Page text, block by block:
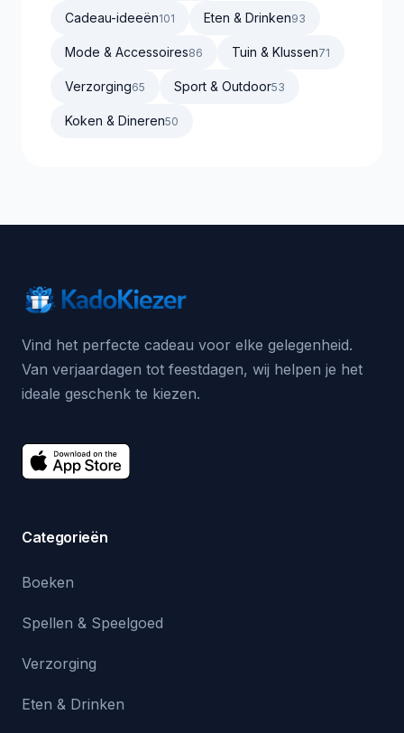
Cadeau-ideeën101 Eten & Drinken93
Mode & Accessoires86 Tuin & Klussen71
Verzorging65 Sport & Outdoor53
Koken & Dineren50
Vind het perfecte cadeau voor elke gelegenheid.
Van verjaardagen tot feestdagen, wij helpen je het
ideale geschenk te kiezen.
Categorieën
Boeken
Spellen & Speelgoed
Verzorging
Eten & Drinken